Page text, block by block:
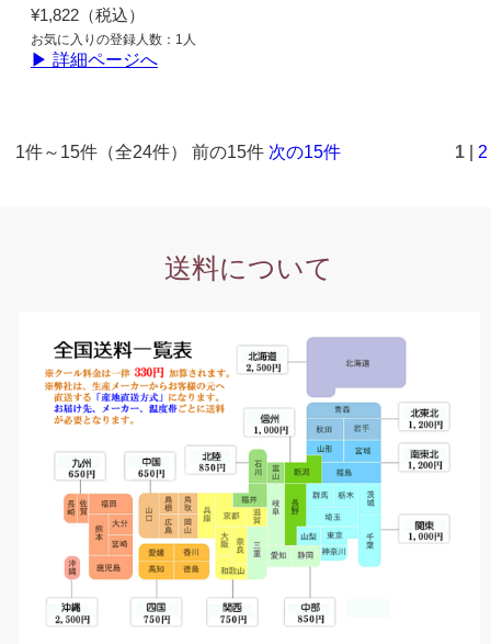
¥1,822（税込）
お気に入りの登録人数：1人
▶ 詳細ページへ
1件～15件（全24件） 前の15件 次の15件 1 2
送料について